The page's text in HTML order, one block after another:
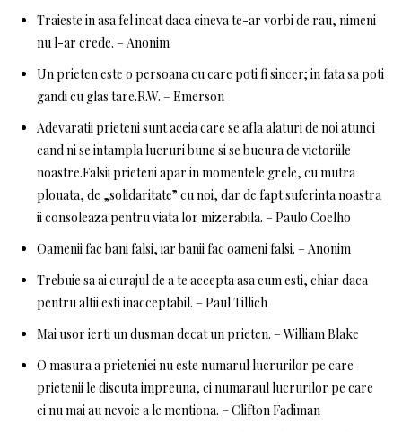
Traieste in asa fel incat daca cineva te-ar vorbi de rau, nimeni
nu l-ar crede. – Anonim
Un prieten este o persoana cu care poti fi sincer; in fata sa poti
gandi cu glas tare.R.W. – Emerson
Adevaratii prieteni sunt aceia care se afla alaturi de noi atunci
cand ni se intampla lucruri bune si se bucura de victoriile
noastre.Falsii prieteni apar in momentele grele, cu mutra
plouata, de „solidaritate” cu noi, dar de fapt suferinta noastra
ii consoleaza pentru viata lor mizerabila. – Paulo Coelho
Oamenii fac bani falsi, iar banii fac oameni falsi. – Anonim
Trebuie sa ai curajul de a te accepta asa cum esti, chiar daca
pentru altii esti inacceptabil. – Paul Tillich
Mai usor ierti un dusman decat un prieten. – William Blake
O masura a prieteniei nu este numarul lucrurilor pe care
prietenii le discuta impreuna, ci numaraul lucrurilor pe care
ei nu mai au nevoie a le mentiona. – Clifton Fadiman